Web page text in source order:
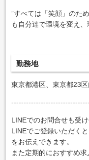
”すべては「笑顔」のた
も⾃分達で環境を変え
勤務地
東京都港区、東京都23
LINEでのお問合せも受
LINEでご登録いただく
をお伝えできます。
また定期的におすすめ求